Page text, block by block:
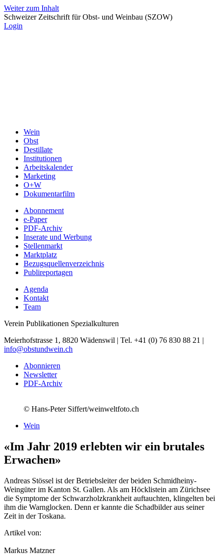
Weiter zum Inhalt
Schweizer Zeitschrift für Obst- und Weinbau (SZOW)
Login
Wein
Obst
Destillate
Institutionen
Arbeitskalender
Marketing
O+W
Dokumentarfilm
Abonnement
e-Paper
PDF-Archiv
Inserate und Werbung
Stellenmarkt
Marktplatz
Bezugsquellenverzeichnis
Publireportagen
Agenda
Kontakt
Team
Verein Publikationen Spezialkulturen
Meierhofstrasse 1, 8820 Wädenswil | Tel. +41 (0) 76 830 88 21 |
info@obstundwein.ch
Abonnieren
Newsletter
PDF-Archiv
© Hans-Peter Siffert/weinweltfoto.ch
Wein
«Im Jahr 2019 erlebten wir ein brutales
Erwachen»
Andreas Stössel ist der Betriebsleiter der beiden Schmidheiny-
Weingüter im Kanton St. Gallen. Als am Höcklistein am Zürichsee
die Symptome der Schwarzholzkrankheit auftauchten, klingelten bei
ihm die Warnglocken. Denn er kannte die Schadbilder aus seiner
Zeit in der Toskana.
Artikel von:
Markus Matzner